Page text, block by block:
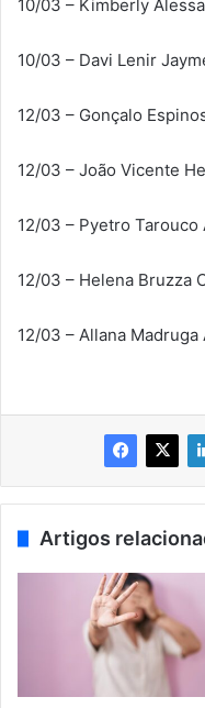
10/03 – Kimberly
10/03 – Davi Lenir
12/03 – Gonçalo
12/03 – João Vicente
12/03 – Pyetro Tarouco
12/03 – Helena Bruzza
12/03 – Allana Madruga
Artigos